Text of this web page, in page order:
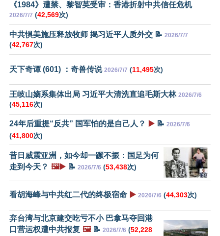
《1984》遭禁、黎智英受审：香港折射中共信任危机
2026/7/7 (42,569次)
中共惧美施压释放牧师 揭习近平人质外交 📝 2026/7/7
(42,767次)
天下奇谭 (601) ：奇兽传说 2026/7/7 (11,495次)
王岐山嫡系集体出局 习近平大清洗直追毛斯大林 2026/7/6
(45,116次)
24年后重提“反共” 国军怕的是自己人？ ▶️ 📝 2026/7/6
(41,800次)
昔日威震亚洲，如今却一蹶不振：国足为何
走到今天？ 🖼️▶️ 📝 2026/7/6 (53,438次)
看胡海峰与中共红二代的终极宿命 ▶️ 2026/7/6 (44,303次)
弃台湾与北京建交吃亏不小 巴拿马夺回港
口营运权遭中共报复 🖼️📝 2026/7/6 (52,228